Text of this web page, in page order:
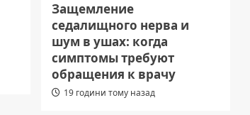
Защемление
седалищного нерва и
шум в ушах: когда
симптомы требуют
обращения к врачу
19 години тому назад